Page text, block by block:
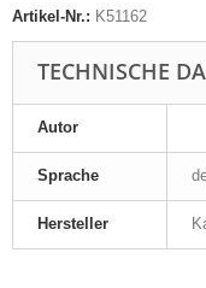
Artikel-Nr.: K51162
TECHNISCHE
Autor
Sprache
Hersteller